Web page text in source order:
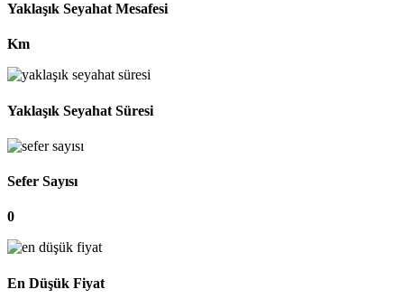
Yaklaşık Seyahat Mesafesi
Km
Yaklaşık Seyahat Süresi
Sefer Sayısı
0
En Düşük Fiyat